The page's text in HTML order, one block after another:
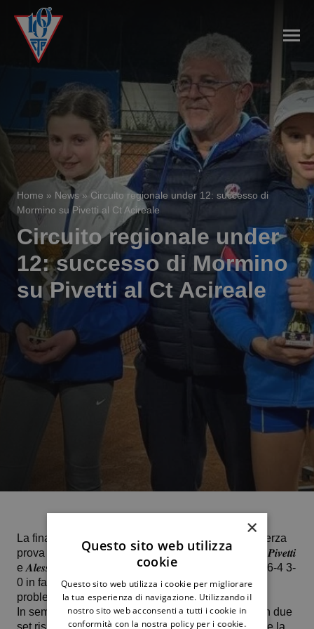
Home » News » Circuito regionale under 12: successo di
Mormino su Pivetti al Ct Acireale
Circuito regionale under
12: successo di Mormino
su Pivetti al Ct Acireale
La finale tutta
andata in scena al Tc Acireale, terza
prova del Circuito regionale under 12, tra 𝑳𝒖𝒅𝒐𝒗𝒊𝒄𝒂 𝑷𝒊𝒗𝒆𝒕𝒕𝒊
e 𝑨𝒍𝒆𝒔𝒔𝒂𝒏𝒅𝒓𝒂 𝑴𝒐𝒓𝒎𝒊𝒏𝒐 si conclude sul punteggio di 6-4 3-
0 in favore di quest’ultima a causa di un piccolo
problema fisico occorso a Ludovica.
In semifinale Mormino e Pivetti avevano sconfitto in due
set rispettivamente Clelia Monaco del Tc Siracusa e la
×
Questo sito web utilizza
cookie
Questo sito web utilizza i cookie per migliorare
la tua esperienza di navigazione. Utilizzando il
nostro sito web acconsenti a tutti i cookie in
conformità con la nostra policy per i cookie.